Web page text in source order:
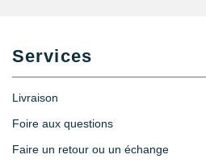
Services
Livraison
Foire aux questions
Faire un retour ou un échange